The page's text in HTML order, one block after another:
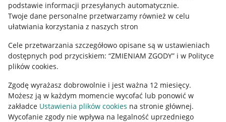
podstawie informacji przesyłanych automatycznie.
Twoje dane personalne przetwarzamy również w celu
ułatwiania korzystania z naszych stron
Cele przetwarzania szczegółowo opisane są w ustawieniach
dostępnych pod przyciskiem: “ZMIENIAM ZGODY” i w Polityce
plików cookies.
Zgodę wyrażasz dobrowolnie i jest ważna 12 miesięcy.
Możesz ją w każdym momencie wycofać lub ponowić w
zakładce Ustawienia plików cookies na stronie głównej.
Wycofanie zgody nie wpływa na legalność uprzedniego
Polityka plików "cookies"
Ustawienia plików "cookies"
Udostępnianie lokalizacji
Informacje dla Aktu o Usługach Cyfrowych
Pobierz aplikację